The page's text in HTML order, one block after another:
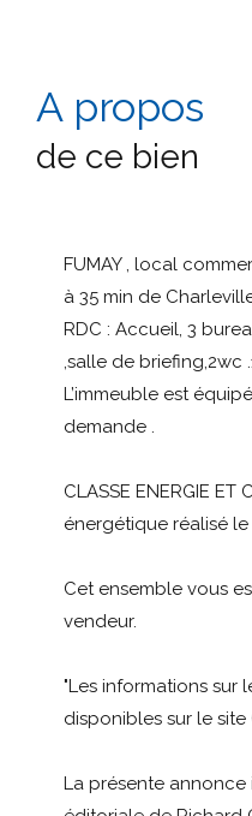
a propos
de ce bien
FUMAY , local
à 35 min de
RDC : Accueil, 3
,salle de briefing,2wc
L’immeuble est
demande .
CLASSE ENERGIE
énergétique réalisé
Cet ensemble vous
vendeur.
"Les informations sur
disponibles sur le site
La présente